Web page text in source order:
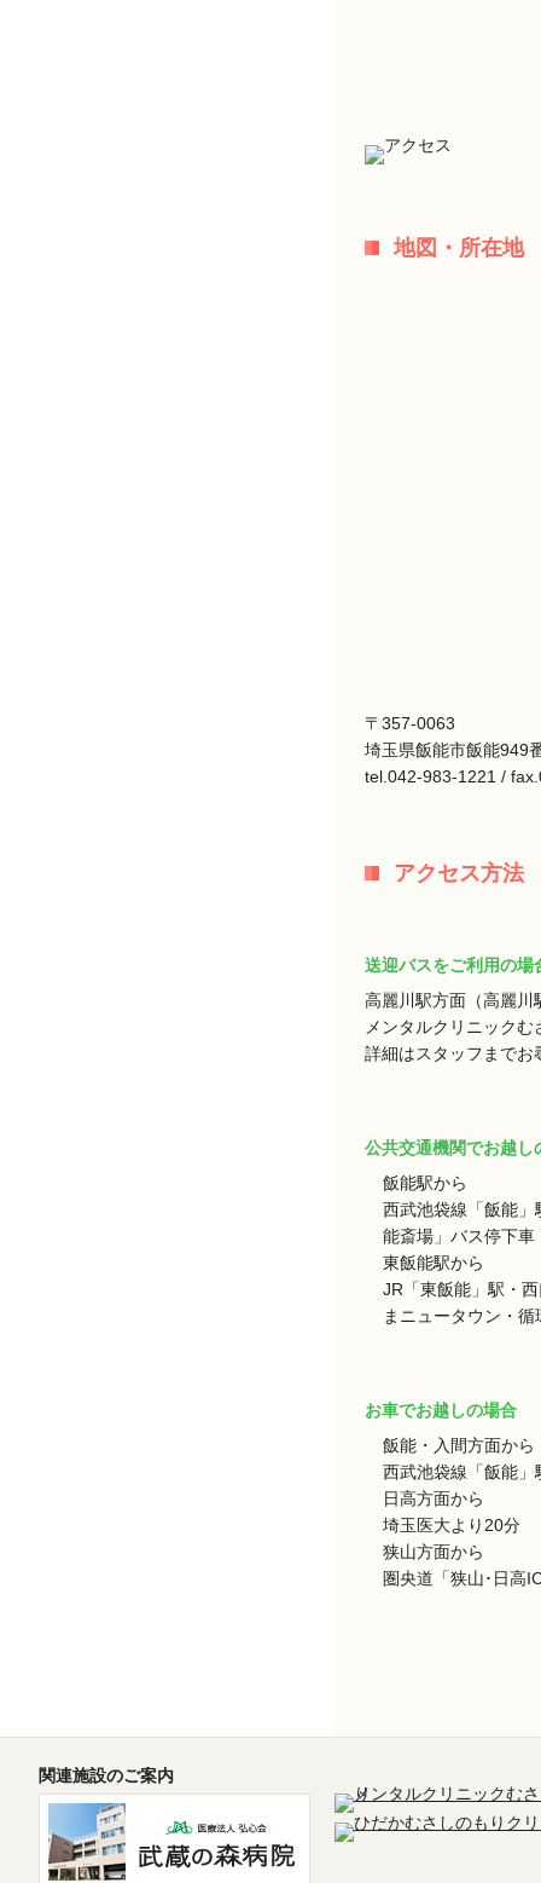
地図・所在地
〒357-0063
埼玉県飯能市飯能949
tel.042-983-1221 /
アクセス方法
送迎バスをご利用の場
高麗川駅方面（高麗川
メンタルクリニック
詳細はスタッフまでお
公共交通機関でお越し
飯能駅から
西武池袋線「飯能
能斎場」バス停下車
東飯能駅から
JR「東飯能」駅・
まニュータウン・
お車でお越しの場合
飯能・入間方面から
西武池袋線「飯能
日高方面から
埼玉医大より20分
狭山方面から
圏央道「狭山･日高
関連施設のご案内